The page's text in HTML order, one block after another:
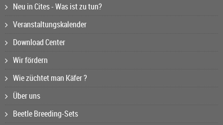
Neu in Cites - Was ist zu tun?
Veranstaltungskalender
Download Center
Wir fördern
Wie züchtet man Käfer ?
Über uns
Beetle Breeding-Sets